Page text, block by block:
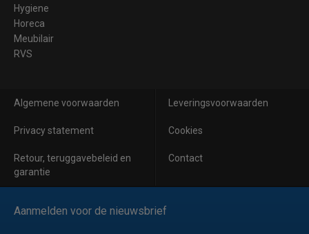
Hygiene
Horeca
Meubilair
RVS
Algemene voorwaarden Leveringsvoorwaarden
Privacy statement Cookies
Retour, teruggavebeleid en
garantie
Contact
Aanmelden voor de nieuwsbrief